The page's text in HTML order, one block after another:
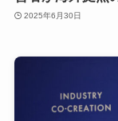
2025年6月30日